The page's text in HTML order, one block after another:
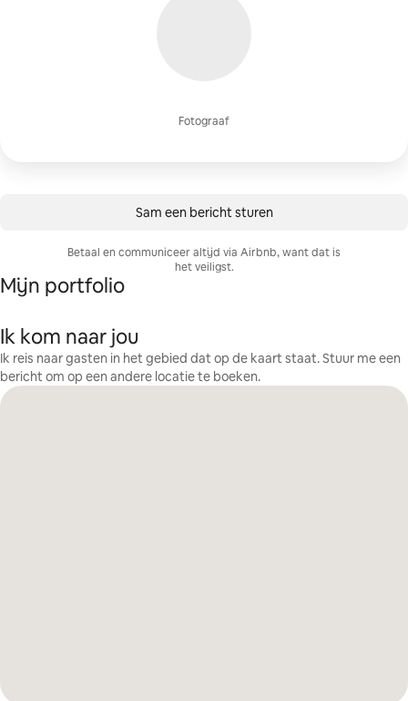
Fotograaf
Sam een bericht sturen
Betaal en communiceer altijd via Airbnb, want dat is
het veiligst.
Mijn portfolio
Ik kom naar jou
Ik reis naar gasten in het gebied dat op de kaart staat. Stuur me een
bericht om op een andere locatie te boeken.